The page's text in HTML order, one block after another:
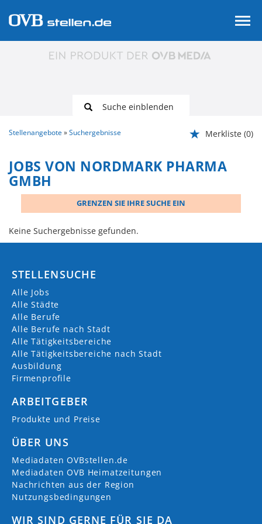
Suche einblenden
Stellenangebote Suchergebnisse Merkliste (0)
JOBS VON NORDMARK PHARMA
GMBH
GRENZEN SIE IHRE SUCHE EIN
Keine Suchergebnisse gefunden.
STELLENSUCHE
Alle Jobs
Alle Städte
Alle Berufe
Alle Berufe nach Stadt
Alle Tätigkeitsbereiche
Alle Tätigkeitsbereiche nach Stadt
Ausbildung
Firmenprofile
ARBEITGEBER
Produkte und Preise
ÜBER UNS
Mediadaten OVBstellen.de
Mediadaten OVB Heimatzeitungen
Nachrichten aus der Region
Nutzungsbedingungen
WIR SIND GERNE FÜR SIE DA